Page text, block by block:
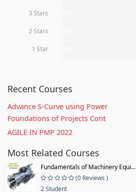
3 Stars
2 Stars
1 Star
Recent Courses
Advance S-Curve using Power
Foundations of Projects Cont
AGILE IN PMP 2022
Most Related Courses
Fundamentals of Machinery Equi...
(0 Reviews )
2 Student